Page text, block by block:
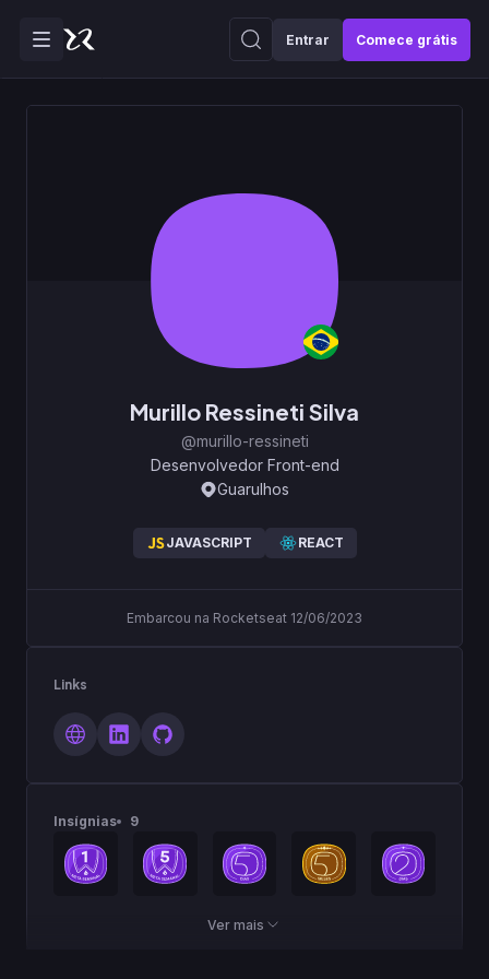
Entrar Comece grátis
Murillo Ressineti Silva
@murillo-ressineti
Desenvolvedor Front-end
Guarulhos
JAVASCRIPT REACT
Embarcou na Rocketseat 12/06/2023
Links
Insígnias 9
Ver mais